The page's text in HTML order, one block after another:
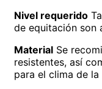
Nivel requerido
de equitación son
Material Se
resistentes, así
para el clima de la